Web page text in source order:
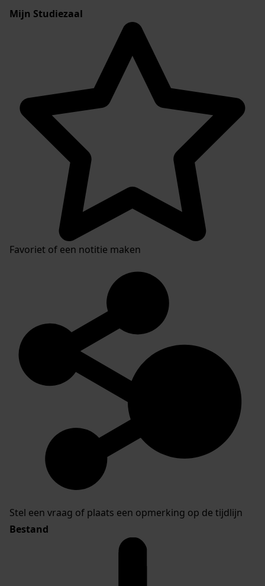
Mijn Studiezaal
Favoriet of een notitie maken
Stel een vraag of plaats een opmerking op de tijdlijn
Bestand